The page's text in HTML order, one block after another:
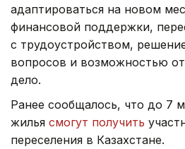
адаптироваться на новом
финансовой поддержки,
с трудоустройством,
вопросов и возможностью
дело.
Ранее сообщалось, что до 7
жилья смогут получить
переселения в Казахстане.